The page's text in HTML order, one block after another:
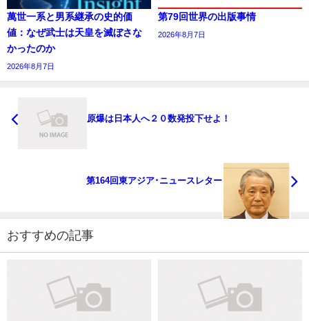
萬世一系と男系継承の史的価
値：なぜ武士は天皇を滅ぼさな
かったのか
2026年8月7日
第79回世界の出版事情
2026年8月7日
原爆は日本人へ２０数発投下せよ！
第164回東アジア･ニュースレター
おすすめの記事